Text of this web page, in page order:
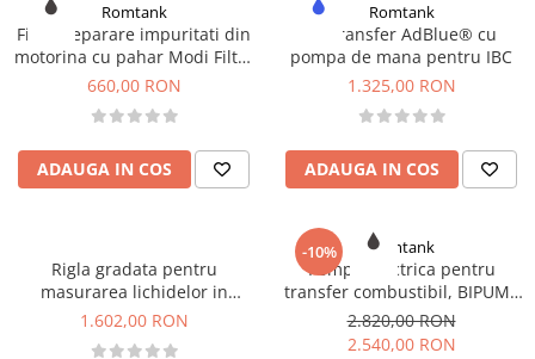
Romtank
Filtru separare impuritati din
motorina cu pahar Modi Filter
Set Glass
660,00 RON
ADAUGA IN COS
Romtank
Kit transfer AdBlue® cu
pompa de mana pentru IBC
1.325,00 RON
ADAUGA IN COS
Rigla gradata pentru
masurarea lichidelor in
rezervoare - 3m
1.602,00 RON
-10% Romtank
Pompa electrica pentru
transfer combustibil, BIPUMP
12V, 85 l/min cu cablu si clesti
2m
2.820,00 RON
2.540,00 RON